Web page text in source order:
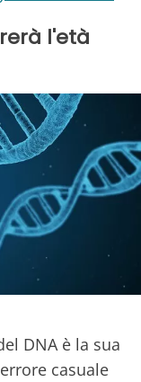
l'età
DNA è la sua
casuale